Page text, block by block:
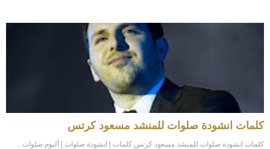
كلمات انشودة صلوات للمنشد مسعود كرتس
كلمات انشودة صلوات للمنشد مسعود كرتس كلمات | انشودة صلوات | ألبوم صلوات...